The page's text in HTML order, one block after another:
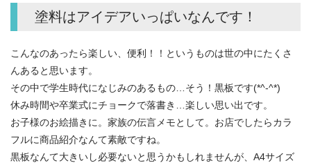
塗料はアイデアいっぱいなんです！
こんなのあったら楽しい、便利！！というものは世の中にたくさ
んあると思います。
その中で学生時代になじみのあるもの…そう！黒板です(*^-^*)
休み時間や卒業式にチョークで落書き…楽しい思い出です。
お子様のお絵描きに。家族の伝言メモとして。お店でしたらカラ
フルに商品紹介なんて素敵ですね。
黒板なんて大きいし必要ないと思うかもしれませんが、A4サイズ